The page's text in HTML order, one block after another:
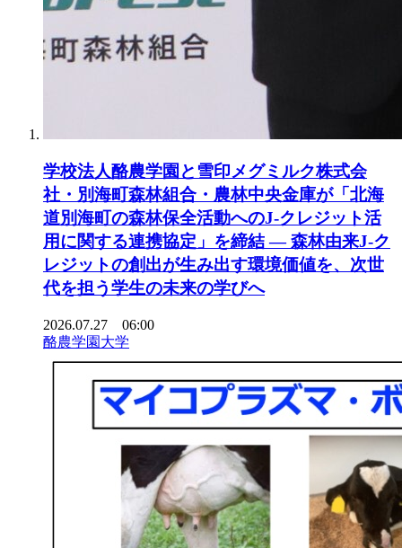
学校法人酪農学園と雪印メグミルク株式会
社・別海町森林組合・農林中央金庫が「北海
道別海町の森林保全活動へのJ-クレジット活
用に関する連携協定」を締結 ― 森林由来J-ク
レジットの創出が生み出す環境価値を、次世
代を担う学生の未来の学びへ
2026.07.27 06:00
酪農学園大学